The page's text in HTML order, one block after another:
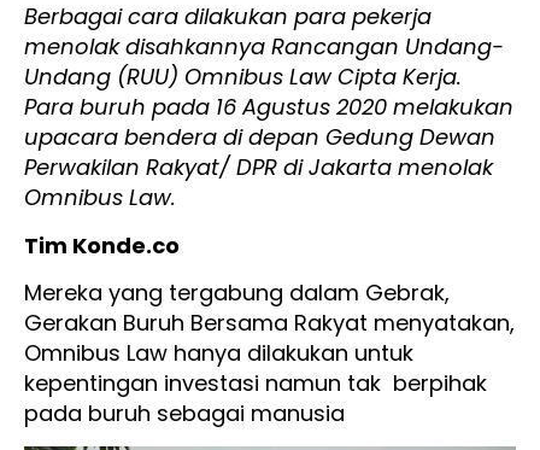
Berbagai cara dilakukan para pekerja
menolak disahkannya Rancangan Undang-
Undang (RUU) Omnibus Law Cipta Kerja.
Para buruh pada 16 Agustus 2020 melakukan
upacara bendera di depan Gedung Dewan
Perwakilan Rakyat/ DPR di Jakarta menolak
Omnibus Law.
Tim Konde.co
Mereka yang tergabung dalam Gebrak,
Gerakan Buruh Bersama Rakyat menyatakan,
Omnibus Law hanya dilakukan untuk
kepentingan investasi namun tak berpihak
pada buruh sebagai manusia